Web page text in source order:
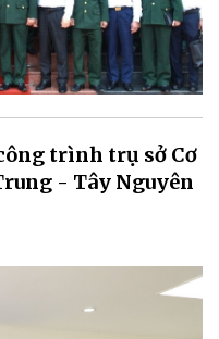
trình trụ sở Cơ
- Tây Nguyên